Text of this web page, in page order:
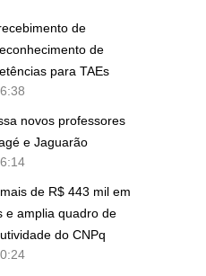
de
de
para TAEs
novos professores
e Jaguarão
de R$ 443 mil em
e amplia quadro de
do CNPq